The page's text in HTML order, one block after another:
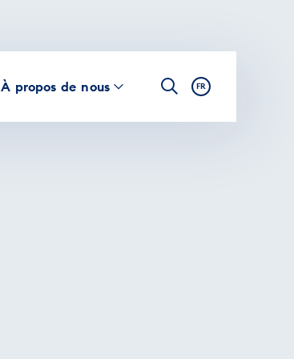
À propos de nous FR